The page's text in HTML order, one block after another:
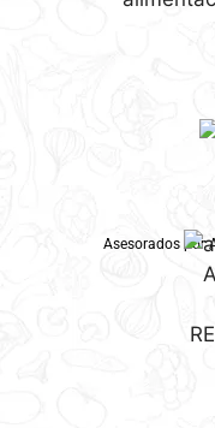
Asesorados por